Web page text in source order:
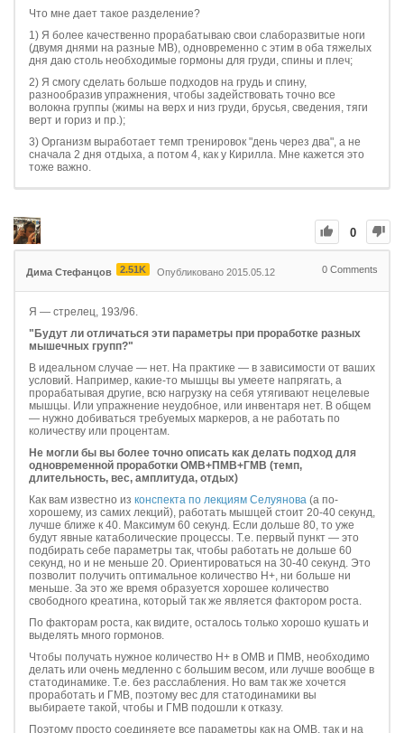
Что мне дает такое разделение?
1) Я более качественно прорабатываю свои слаборазвитые ноги
(двумя днями на разные МВ), одновременно с этим в оба тяжелых
дня даю столь необходимые гормоны для груди, спины и плеч;
2) Я смогу сделать больше подходов на грудь и спину,
разнообразив упражнения, чтобы задействовать точно все
волокна группы (жимы на верх и низ груди, брусья, сведения, тяги
верт и гориз и пр.);
3) Организм выработает темп тренировок "день через два", а не
сначала 2 дня отдыха, а потом 4, как у Кирилла. Мне кажется это
тоже важно.
0
Дима Стефанцов 2.51K Опубликовано 2015.05.12 0 Comments
Я — стрелец, 193/96.
"Будут ли отличаться эти параметры при проработке разных
мышечных групп?"
В идеальном случае — нет. На практике — в зависимости от ваших
условий. Например, какие-то мышцы вы умеете напрягать, а
прорабатывая другие, всю нагрузку на себя утягивают нецелевые
мышцы. Или упражнение неудобное, или инвентаря нет. В общем
— нужно добиваться требуемых маркеров, а не работать по
количеству или процентам.
Не могли бы вы более точно описать как делать подход для
одновременной проработки ОМВ+ПМВ+ГМВ (темп,
длительность, вес, амплитуда, отдых)
Как вам известно из конспекта по лекциям Селуянова (а по-
хорошему, из самих лекций), работать мышцей стоит 20-40 секунд,
лучше ближе к 40. Максимум 60 секунд. Если дольше 80, то уже
будут явные катаболические процессы. Т.е. первый пункт — это
подбирать себе параметры так, чтобы работать не дольше 60
секунд, но и не меньше 20. Ориентироваться на 30-40 секунд. Это
позволит получить оптимальное количество Н+, ни больше ни
меньше. За это же время образуется хорошее количество
свободного креатина, который так же является фактором роста.
По факторам роста, как видите, осталось только хорошо кушать и
выделять много гормонов.
Чтобы получать нужное количество Н+ в ОМВ и ПМВ, необходимо
делать или очень медленно с большим весом, или лучше вообще в
статодинамике. Т.е. без расслабления. Но вам так же хочется
проработать и ГМВ, поэтому вес для статодинамики вы
выбираете такой, чтобы и ГМВ подошли к отказу.
Поэтому просто соединяете все параметры как на ОМВ, так и на